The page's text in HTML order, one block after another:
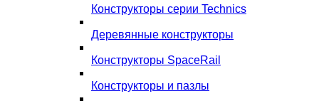
Конструкторы серии Technics
Деревянные конструкторы
Конструкторы SpaceRail
Конструкторы и пазлы